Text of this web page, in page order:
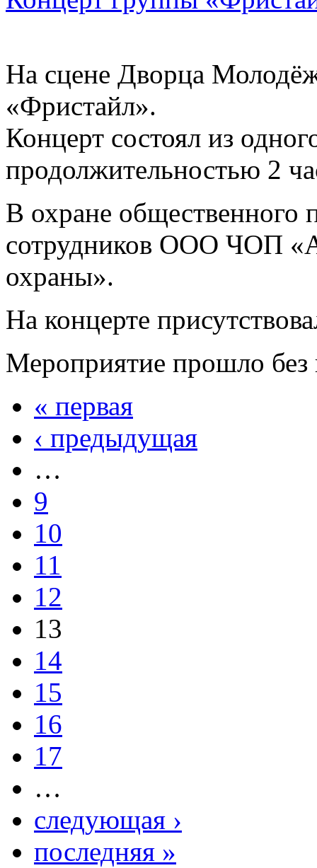
На сцене Дворца
«Фристайл».
Концерт состоял из
продолжительностью 2
В охране общественного
сотрудников ООО ЧОП
охраны».
На концерте
Мероприятие прошло без
« первая
‹ предыдущая
…
9
10
11
12
13
14
15
16
17
…
следующая ›
последняя »